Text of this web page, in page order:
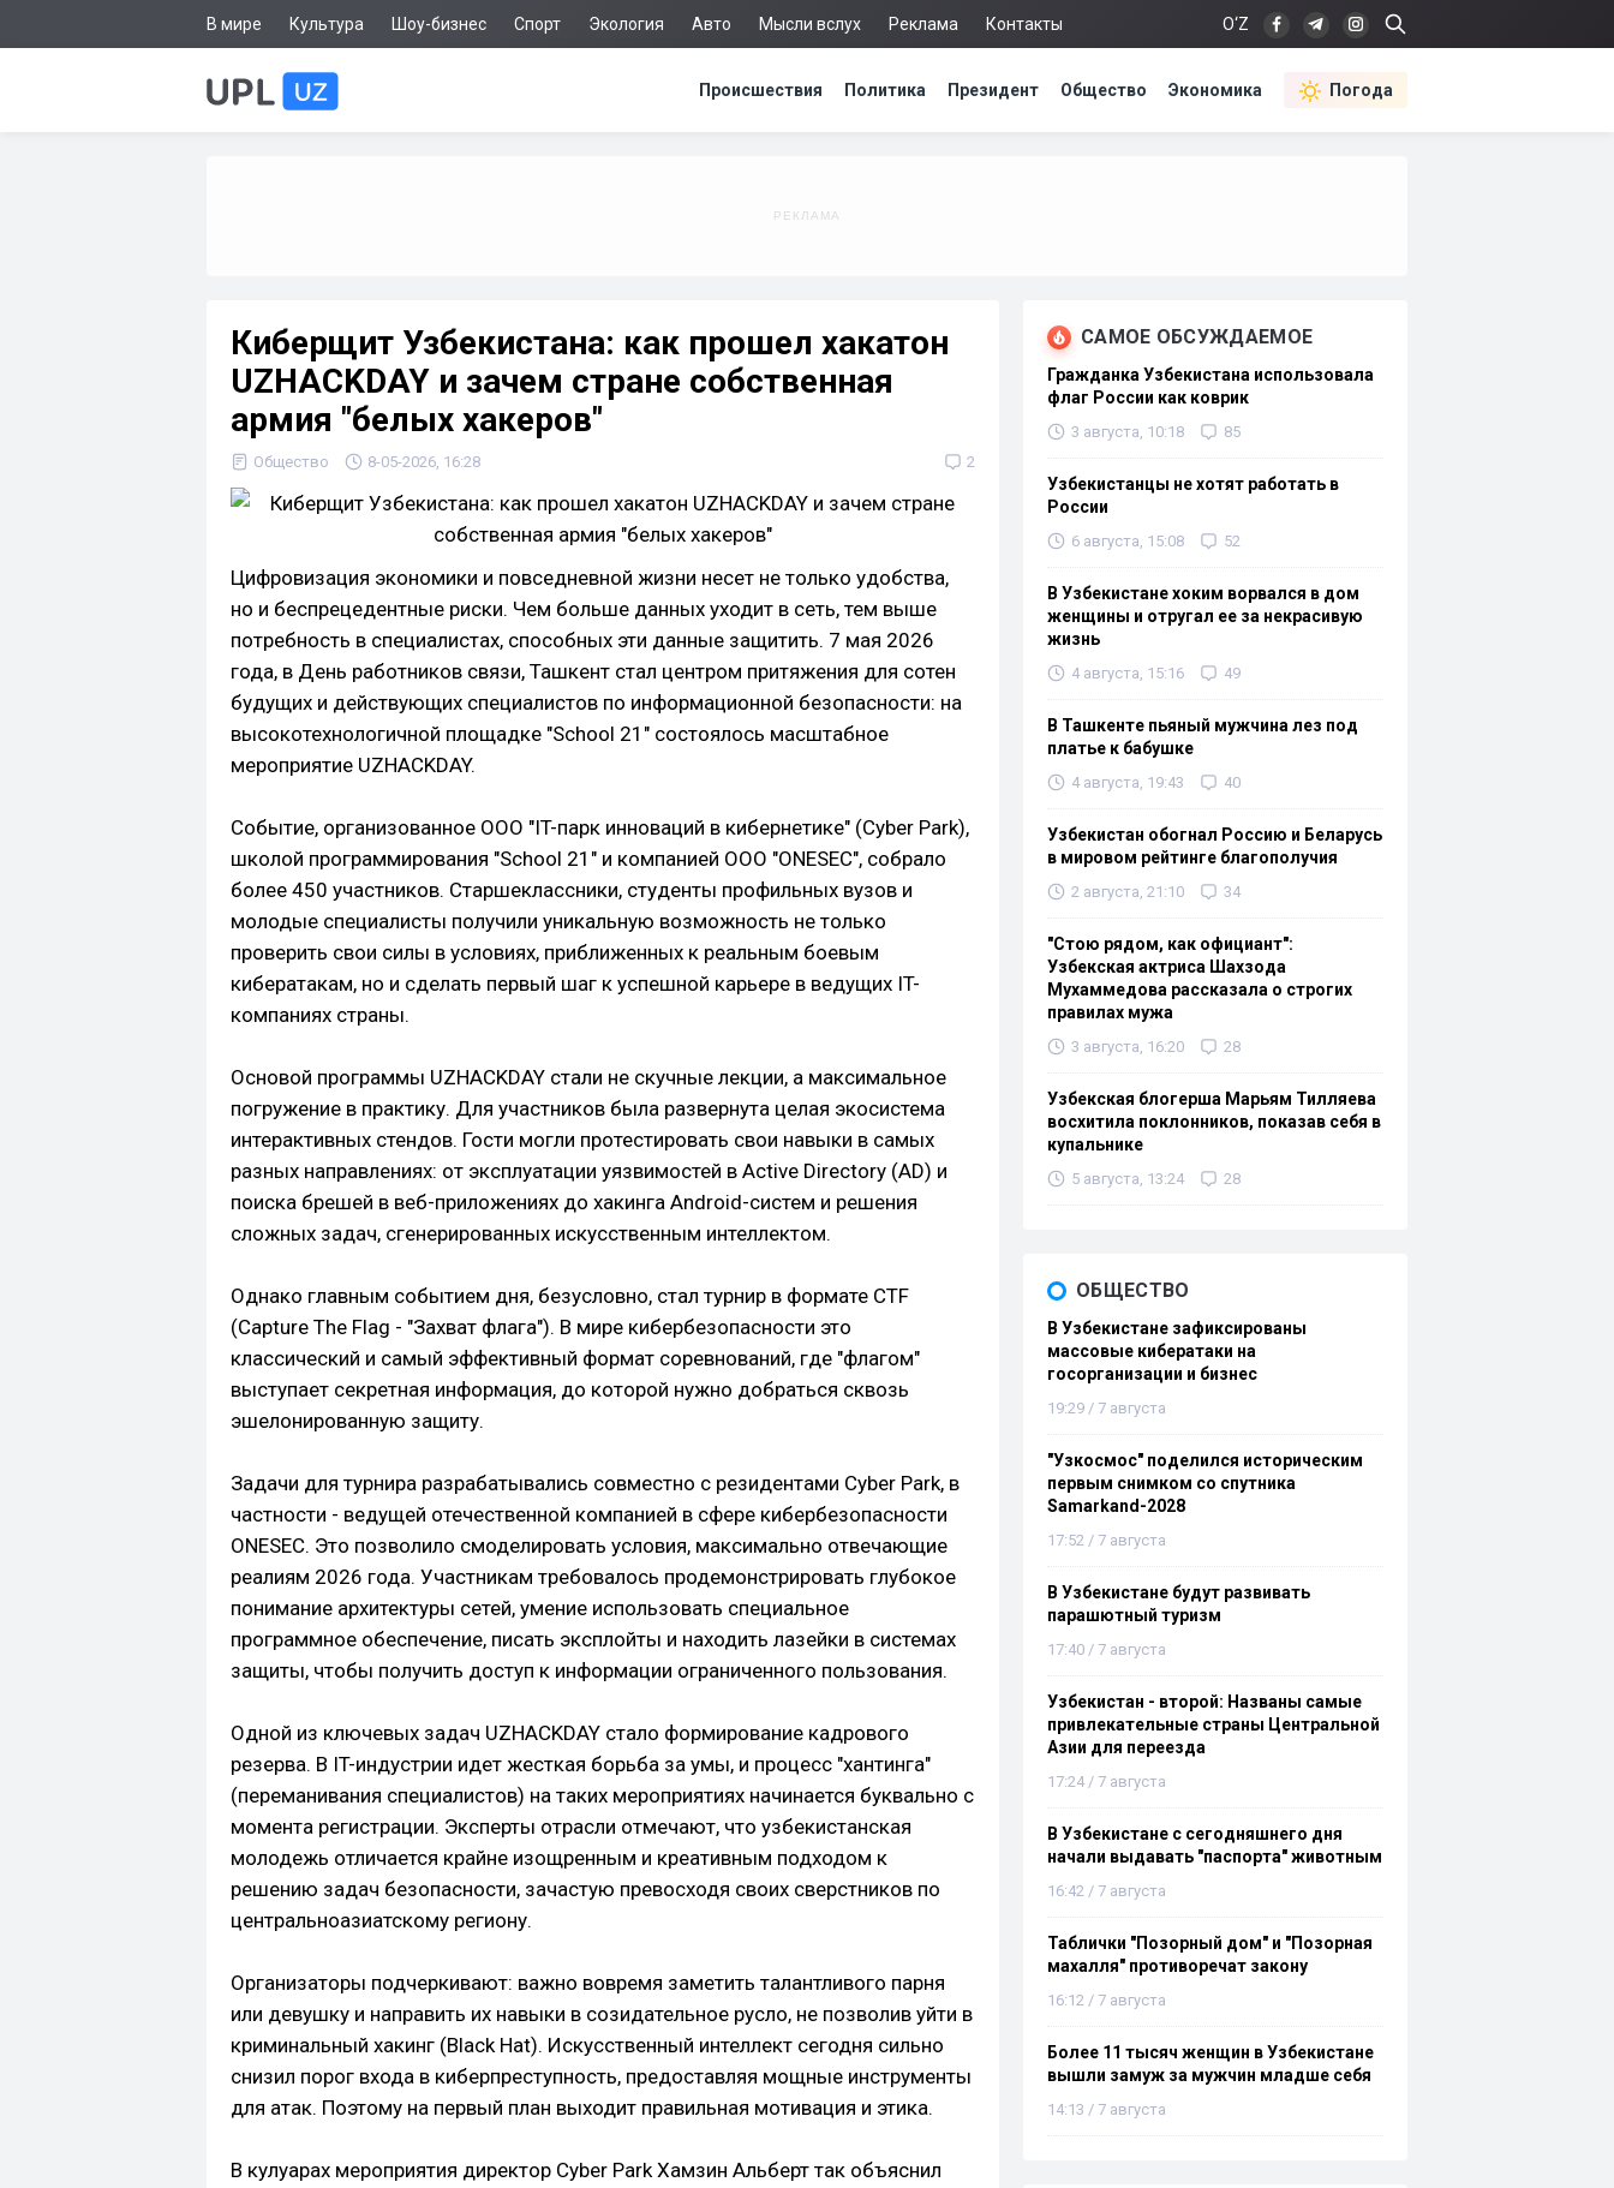
В мире Культура Шоу-бизнес Спорт Экология Авто Мысли вслух Реклама Контакты O‘Z
Происшествия Политика Президент Общество Экономика Погода
Киберщит Узбекистана: как прошел хакатон
UZHACKDAY и зачем стране собственная
армия "белых хакеров"
Общество 8-05-2026, 16:28 2
Цифровизация экономики и повседневной жизни несет не только удобства,
но и беспрецедентные риски. Чем больше данных уходит в сеть, тем выше
потребность в специалистах, способных эти данные защитить. 7 мая 2026
года, в День работников связи, Ташкент стал центром притяжения для сотен
будущих и действующих специалистов по информационной безопасности: на
высокотехнологичной площадке "School 21" состоялось масштабное
мероприятие UZHACKDAY.
Событие, организованное ООО "IT-парк инноваций в кибернетике" (Cyber Park),
школой программирования "School 21" и компанией ООО "ONESEC", собрало
более 450 участников. Старшеклассники, студенты профильных вузов и
молодые специалисты получили уникальную возможность не только
проверить свои силы в условиях, приближенных к реальным боевым
кибератакам, но и сделать первый шаг к успешной карьере в ведущих IT-
компаниях страны.
Основой программы UZHACKDAY стали не скучные лекции, а максимальное
погружение в практику. Для участников была развернута целая экосистема
интерактивных стендов. Гости могли протестировать свои навыки в самых
разных направлениях: от эксплуатации уязвимостей в Active Directory (AD) и
поиска брешей в веб-приложениях до хакинга Android-систем и решения
сложных задач, сгенерированных искусственным интеллектом.
Однако главным событием дня, безусловно, стал турнир в формате CTF
(Capture The Flag - "Захват флага"). В мире кибербезопасности это
классический и самый эффективный формат соревнований, где "флагом"
выступает секретная информация, до которой нужно добраться сквозь
эшелонированную защиту.
Задачи для турнира разрабатывались совместно с резидентами Cyber Park, в
частности - ведущей отечественной компанией в сфере кибербезопасности
ONESEC. Это позволило смоделировать условия, максимально отвечающие
реалиям 2026 года. Участникам требовалось продемонстрировать глубокое
понимание архитектуры сетей, умение использовать специальное
программное обеспечение, писать эксплойты и находить лазейки в системах
защиты, чтобы получить доступ к информации ограниченного пользования.
Одной из ключевых задач UZHACKDAY стало формирование кадрового
резерва. В IT-индустрии идет жесткая борьба за умы, и процесс "хантинга"
(переманивания специалистов) на таких мероприятиях начинается буквально с
момента регистрации. Эксперты отрасли отмечают, что узбекистанская
молодежь отличается крайне изощренным и креативным подходом к
решению задач безопасности, зачастую превосходя своих сверстников по
центральноазиатскому региону.
Организаторы подчеркивают: важно вовремя заметить талантливого парня
или девушку и направить их навыки в созидательное русло, не позволив уйти в
криминальный хакинг (Black Hat). Искусственный интеллект сегодня сильно
снизил порог входа в киберпреступность, предоставляя мощные инструменты
для атак. Поэтому на первый план выходит правильная мотивация и этика.
В кулуарах мероприятия директор Cyber Park Хамзин Альберт так объяснил
САМОЕ ОБСУЖДАЕМОЕ
Гражданка Узбекистана использовала
флаг России как коврик
3 августа, 10:18 85
Узбекистанцы не хотят работать в
России
6 августа, 15:08 52
В Узбекистане хоким ворвался в дом
женщины и отругал ее за некрасивую
жизнь
4 августа, 15:16 49
В Ташкенте пьяный мужчина лез под
платье к бабушке
4 августа, 19:43 40
Узбекистан обогнал Россию и Беларусь
в мировом рейтинге благополучия
2 августа, 21:10 34
"Стою рядом, как официант":
Узбекская актриса Шахзода
Мухаммедова рассказала о строгих
правилах мужа
3 августа, 16:20 28
Узбекская блогерша Марьям Тилляева
восхитила поклонников, показав себя в
купальнике
5 августа, 13:24 28
ОБЩЕСТВО
В Узбекистане зафиксированы
массовые кибератаки на
госорганизации и бизнес
19:29 / 7 августа
"Узкосмос" поделился историческим
первым снимком со спутника
Samarkand-2028
17:52 / 7 августа
В Узбекистане будут развивать
парашютный туризм
17:40 / 7 августа
Узбекистан - второй: Названы самые
привлекательные страны Центральной
Азии для переезда
17:24 / 7 августа
В Узбекистане с сегодняшнего дня
начали выдавать "паспорта" животным
16:42 / 7 августа
Таблички "Позорный дом" и "Позорная
махалля" противоречат закону
16:12 / 7 августа
Более 11 тысяч женщин в Узбекистане
вышли замуж за мужчин младше себя
14:13 / 7 августа